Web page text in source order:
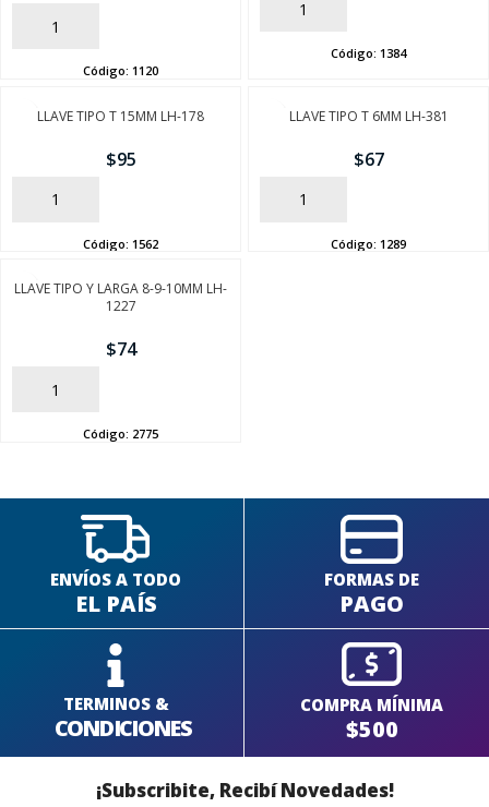
AÑADIR
Código: 1120
AÑADIR
Código: 1384
LLAVE TIPO T 15MM LH-178
$95
AÑADIR
Código: 1562
LLAVE TIPO T 6MM LH-381
$67
AÑADIR
Código: 1289
LLAVE TIPO Y LARGA 8-9-10MM LH-
1227
$74
AÑADIR
Código: 2775
ENVÍOS A TODO
EL PAÍS
FORMAS DE
PAGO
TERMINOS &
CONDICIONES
COMPRA MÍNIMA
$500
¡Subscribite, Recibí Novedades!